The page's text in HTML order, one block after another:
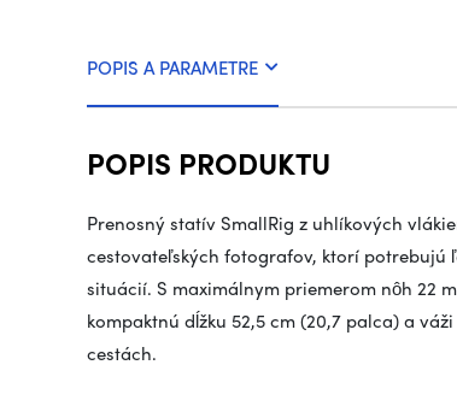
POPIS A PARAMETRE
POPIS PRODUKTU
Prenosný statív SmallRig z uhlíkových
cestovateľských fotografov, ktorí
situácií. S maximálnym priemerom nôh 22
kompaktnú dĺžku 52,5 cm (20,7 palca) a
cestách.